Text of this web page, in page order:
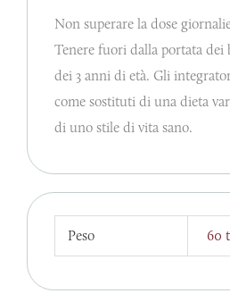
Non superare la dose
Tenere fuori dalla portata dei
dei 3 anni di età. Gli
come sostituti di una dieta
di uno stile di vita sano.
Peso 60